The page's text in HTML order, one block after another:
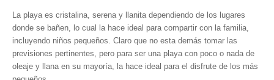
La playa es cristalina, serena y llanita dependiendo de los lugares
donde se bañen, lo cual la hace ideal para compartir con la familia,
incluyendo niños pequeños. Claro que no esta demás tomar las
previsiones pertinentes, pero para ser una playa con poco o nada de
oleaje y llana en su mayoría, la hace ideal para el disfrute de los más